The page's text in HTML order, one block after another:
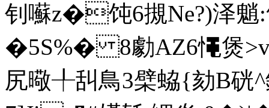
钊囌z�饨6摫Ne?)泽魈
�5S%� 8勮AZ6憴煲
尻曔╀舏鳥3檗蛠{劾B硄^